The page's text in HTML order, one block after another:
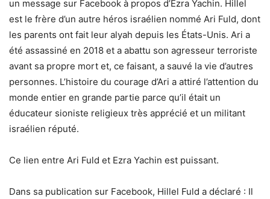
un message sur Facebook à propos d’Ezra Yachin. Hillel
est le frère d’un autre héros israélien nommé Ari Fuld, dont
les parents ont fait leur alyah depuis les États-Unis. Ari a
été assassiné en 2018 et a abattu son agresseur terroriste
avant sa propre mort et, ce faisant, a sauvé la vie d’autres
personnes. L’histoire du courage d’Ari a attiré l’attention du
monde entier en grande partie parce qu’il était un
éducateur sioniste religieux très apprécié et un militant
israélien réputé.
Ce lien entre Ari Fuld et Ezra Yachin est puissant.
Dans sa publication sur Facebook, Hillel Fuld a déclaré : Il